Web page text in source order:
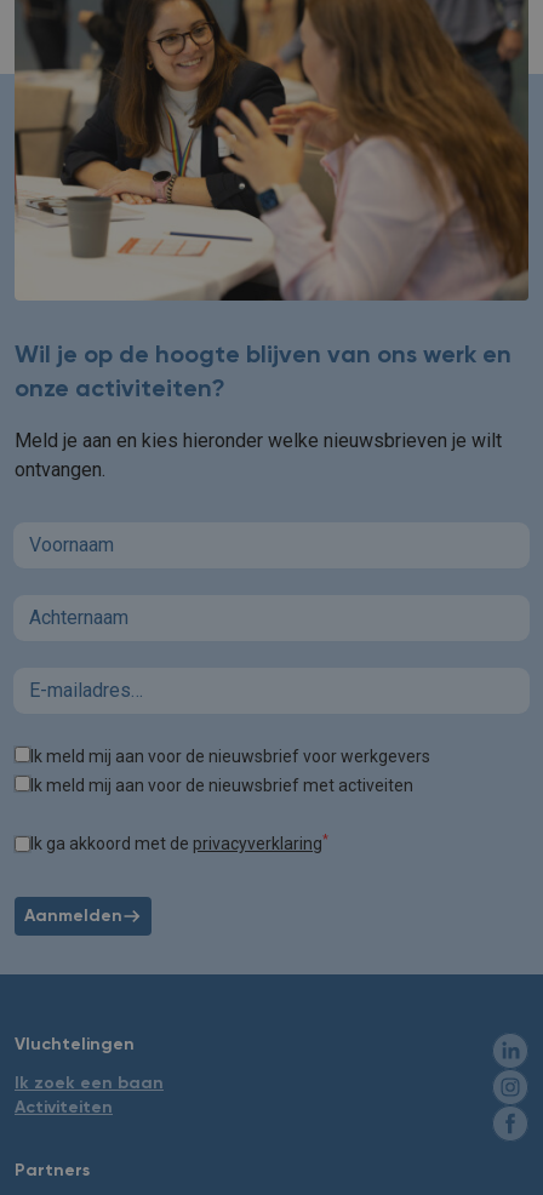
Wil je op de hoogte blijven van ons werk en
onze activiteiten?
Meld je aan en kies hieronder welke nieuwsbrieven je wilt
ontvangen.
First name
Last name
Email
TagsIk meld mij aan voor de nieuwsbrief voor werkgevers
Ik meld mij aan voor de nieuwsbrief met activeiten
Ik ga akkoord met de privacyverklaring*
Aanmelden
Vluchtelingen
Ik zoek een baan
Activiteiten
Partners